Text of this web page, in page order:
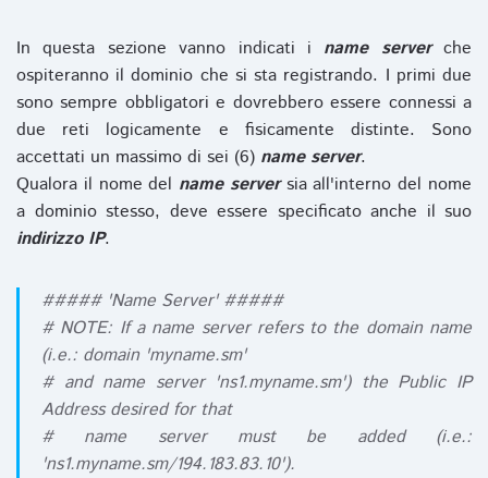
In questa sezione vanno indicati i name serverche
ospiteranno il dominio che si sta registrando. I primi due
sono sempre obbligatori e dovrebbero essere connessi a
due reti logicamente e fisicamente distinte. Sono
accettati un massimo di sei (6) name server.
Qualora il nome del name serversia all'interno del nome
a dominio stesso, deve essere specificato anche il suo
indirizzo IP.
##### 'Name Server' #####
# NOTE: If a name server refers to the domain name
(i.e.: domain 'myname.sm'
# and name server 'ns1.myname.sm') the Public IP
Address desired for that
# name server must be added (i.e.:
'ns1.myname.sm/194.183.83.10').